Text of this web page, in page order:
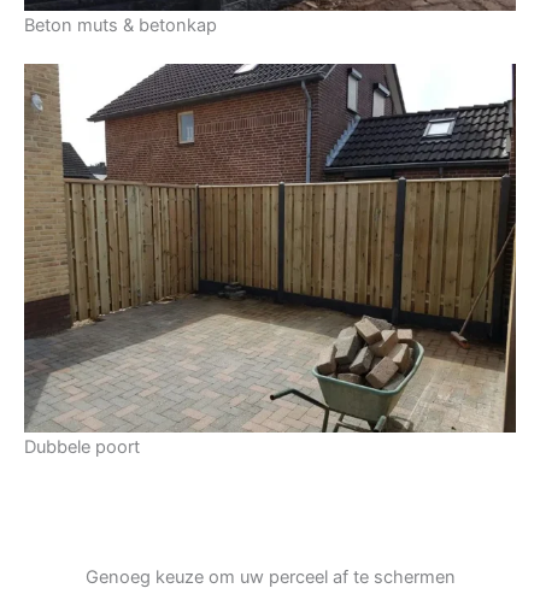
Beton muts & betonkap
Dubbele poort
Genoeg keuze om uw perceel af te schermen